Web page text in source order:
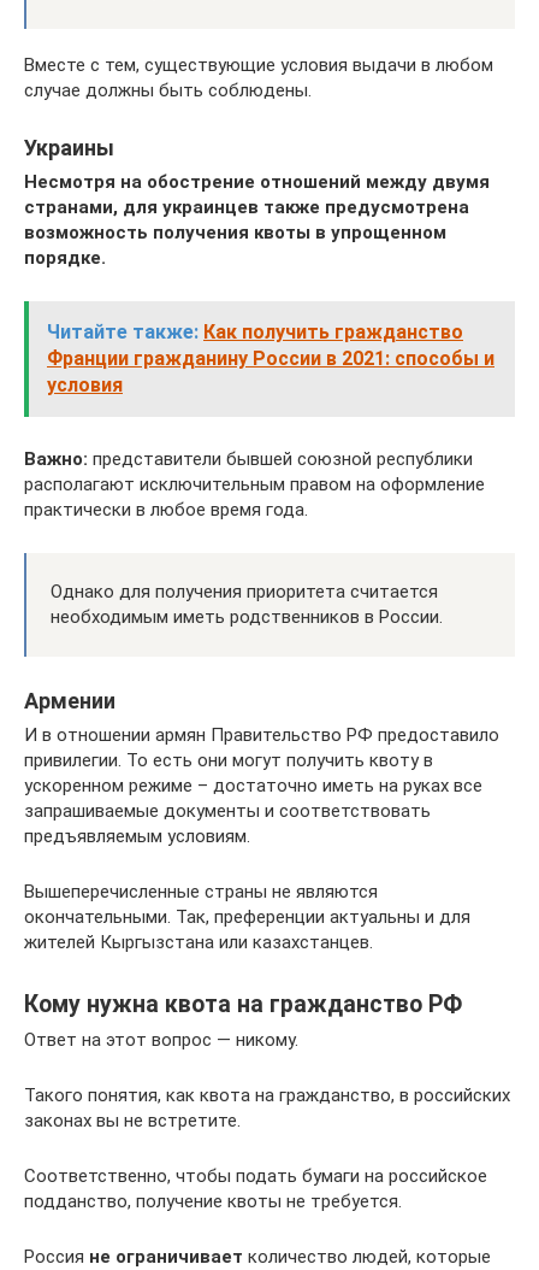
Вместе с тем, существующие условия выдачи в любом
случае должны быть соблюдены.
Украины
Несмотря на обострение отношений между двумя
странами, для украинцев также предусмотрена
возможность получения квоты в упрощенном
порядке.
Читайте также: Как получить гражданство
Франции гражданину России в 2021: способы и
условия
Важно: представители бывшей союзной республики
располагают исключительным правом на оформление
практически в любое время года.
Однако для получения приоритета считается
необходимым иметь родственников в России.
Армении
И в отношении армян Правительство РФ предоставило
привилегии. То есть они могут получить квоту в
ускоренном режиме – достаточно иметь на руках все
запрашиваемые документы и соответствовать
предъявляемым условиям.
Вышеперечисленные страны не являются
окончательными. Так, преференции актуальны и для
жителей Кыргызстана или казахстанцев.
Кому нужна квота на гражданство РФ
Ответ на этот вопрос — никому.
Такого понятия, как квота на гражданство, в российских
законах вы не встретите.
Соответственно, чтобы подать бумаги на российское
подданство, получение квоты не требуется.
Россия не ограничивает количество людей, которые